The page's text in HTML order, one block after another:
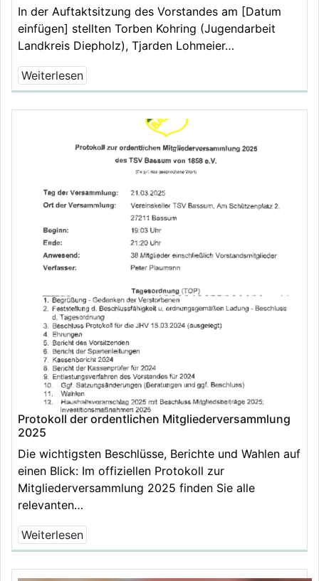
In der Auftaktsitzung des Vorstandes am [Datum
einfügen] stellten Torben Kohring (Jugendarbeit
Landkreis Diepholz), Tjarden Lohmeier…
Weiterlesen
Protokoll der ordentlichen Mitgliederversammlung
2025
Die wichtigsten Beschlüsse, Berichte und Wahlen auf
einen Blick: Im offiziellen Protokoll zur
Mitgliederversammlung 2025 finden Sie alle
relevanten…
Weiterlesen